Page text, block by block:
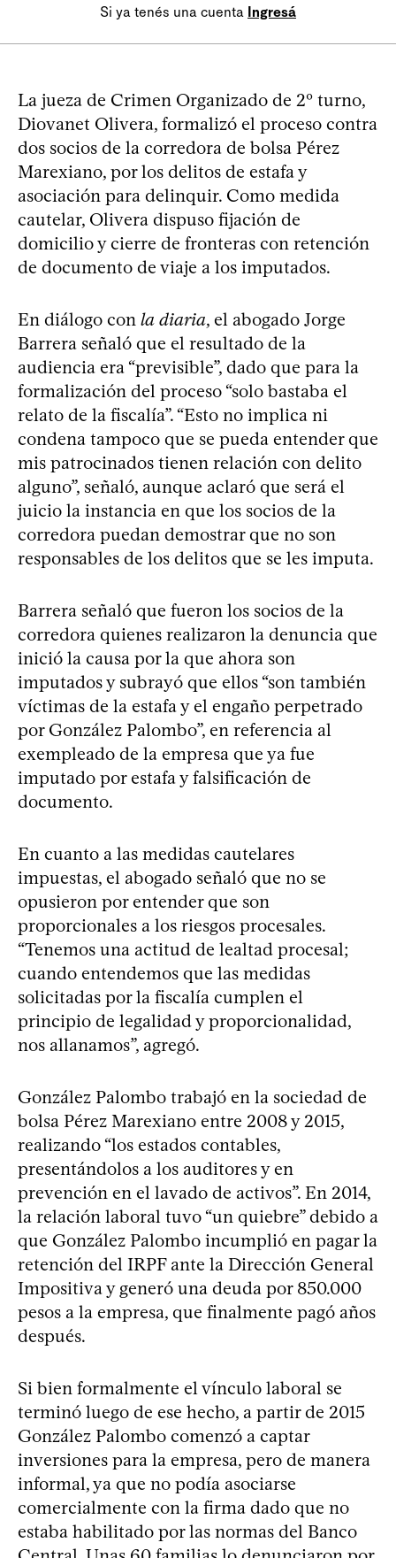
Si ya tenés una cuenta Ingresá
La jueza de Crimen Organizado de 2º turno,
Diovanet Olivera, formalizó el proceso contra
dos socios de la corredora de bolsa Pérez
Marexiano, por los delitos de estafa y
asociación para delinquir. Como medida
cautelar, Olivera dispuso fijación de
domicilio y cierre de fronteras con retención
de documento de viaje a los imputados.
En diálogo con la diaria, el abogado Jorge
Barrera señaló que el resultado de la
audiencia era “previsible”, dado que para la
formalización del proceso “solo bastaba el
relato de la fiscalía”. “Esto no implica ni
condena tampoco que se pueda entender que
mis patrocinados tienen relación con delito
alguno”, señaló, aunque aclaró que será el
juicio la instancia en que los socios de la
corredora puedan demostrar que no son
responsables de los delitos que se les imputa.
Barrera señaló que fueron los socios de la
corredora quienes realizaron la denuncia que
inició la causa por la que ahora son
imputados y subrayó que ellos “son también
víctimas de la estafa y el engaño perpetrado
por González Palombo”, en referencia al
exempleado de la empresa que ya fue
imputado por estafa y falsificación de
documento.
En cuanto a las medidas cautelares
impuestas, el abogado señaló que no se
opusieron por entender que son
proporcionales a los riesgos procesales.
“Tenemos una actitud de lealtad procesal;
cuando entendemos que las medidas
solicitadas por la fiscalía cumplen el
principio de legalidad y proporcionalidad,
nos allanamos”, agregó.
González Palombo trabajó en la sociedad de
bolsa Pérez Marexiano entre 2008 y 2015,
realizando “los estados contables,
presentándolos a los auditores y en
prevención en el lavado de activos”. En 2014,
la relación laboral tuvo “un quiebre” debido a
que González Palombo incumplió en pagar la
retención del IRPF ante la Dirección General
Impositiva y generó una deuda por 850.000
pesos a la empresa, que finalmente pagó años
después.
Si bien formalmente el vínculo laboral se
terminó luego de ese hecho, a partir de 2015
González Palombo comenzó a captar
inversiones para la empresa, pero de manera
informal, ya que no podía asociarse
comercialmente con la firma dado que no
estaba habilitado por las normas del Banco